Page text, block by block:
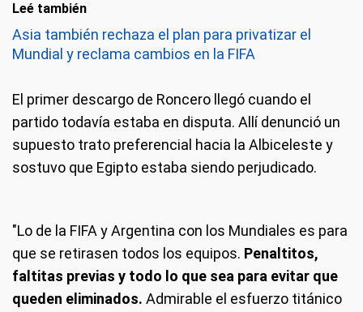
Leé también
Asia también rechaza el plan para privatizar el
Mundial y reclama cambios en la FIFA
El primer descargo de Roncero llegó cuando el
partido todavía estaba en disputa. Allí denunció un
supuesto trato preferencial hacia la Albiceleste y
sostuvo que Egipto estaba siendo perjudicado.
"Lo de la FIFA y Argentina con los Mundiales es para
que se retirasen todos los equipos. Penaltitos,
faltitas previas y todo lo que sea para evitar que
queden eliminados. Admirable el esfuerzo titánico